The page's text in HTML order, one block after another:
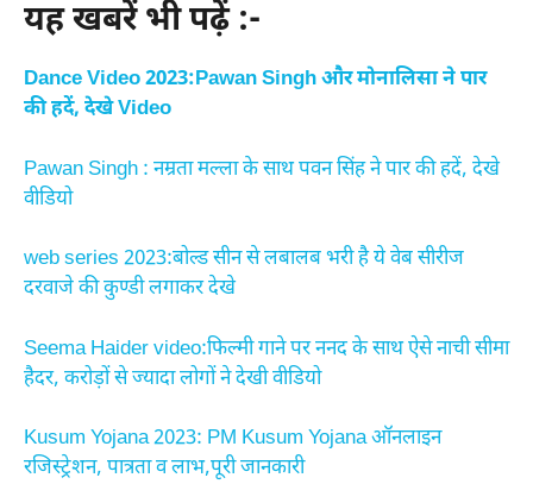
यह खबरें भी पढ़ें :-
Dance Video 2023:Pawan Singh और मोनालिसा ने पार
की हदें, देखे Video
Pawan Singh : नम्रता मल्ला के साथ पवन सिंह ने पार की हदें, देखे
वीडियो
web series 2023:बोल्ड सीन से लबालब भरी है ये वेब सीरीज
दरवाजे की कुण्डी लगाकर देखे
Seema Haider video:फिल्मी गाने पर ननद के साथ ऐसे नाची सीमा
हैदर, करोड़ों से ज्यादा लोगों ने देखी वीडियो
Kusum Yojana 2023: PM Kusum Yojana ऑनलाइन
रजिस्ट्रेशन, पात्रता व लाभ,पूरी जानकारी